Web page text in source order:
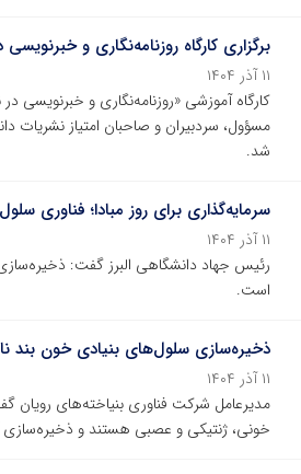
برگزاری کارگاه روزنامه‌نگاری و
۱۱ آذر ۱۴۰۴
مسؤول، سردبیران و صاحبان امتیاز نشریات
شد.
سرمایه‌گذاری برای روز مبادا؛ فناوری
۱۱ آذر ۱۴۰۴
رئیس جهاد دانشگاهی البرز گفت:
است.
ذخیره‌سازی سلول‌های بنیادی خون بند
۱۱ آذر ۱۴۰۴
مدیرعامل شرکت فناوری بنیاخته‌های رویان
خونی، ژنتیکی و عصبی هستند و ذخیره‌سازی